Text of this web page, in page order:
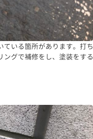
いる箇所があります。打ち
グで補修をし、塗装をする